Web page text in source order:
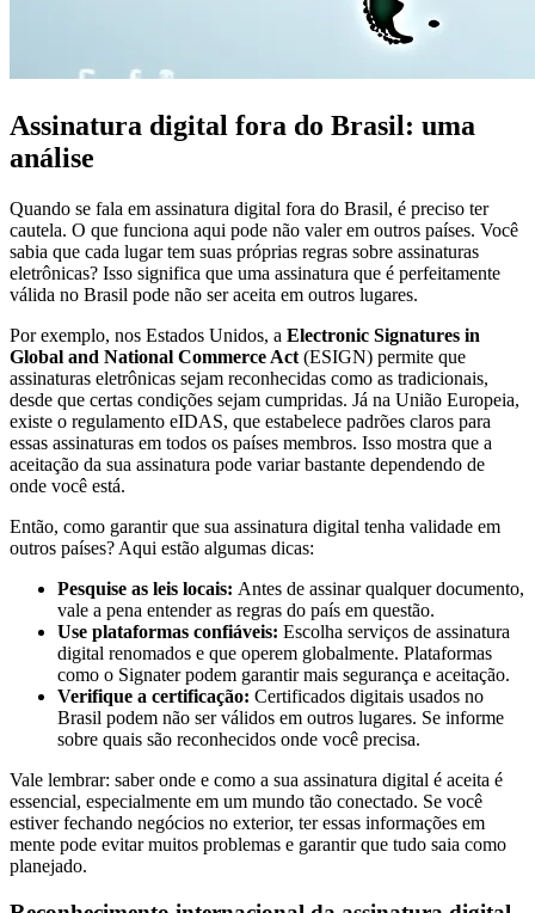
Assinatura digital fora do Brasil: uma
análise
Quando se fala em assinatura digital fora do Brasil, é preciso ter
cautela. O que funciona aqui pode não valer em outros países. Você
sabia que cada lugar tem suas próprias regras sobre assinaturas
eletrônicas? Isso significa que uma assinatura que é perfeitamente
válida no Brasil pode não ser aceita em outros lugares.
Por exemplo, nos Estados Unidos, a Electronic Signatures in
Global and National Commerce Act (ESIGN) permite que
assinaturas eletrônicas sejam reconhecidas como as tradicionais,
desde que certas condições sejam cumpridas. Já na União Europeia,
existe o regulamento eIDAS, que estabelece padrões claros para
essas assinaturas em todos os países membros. Isso mostra que a
aceitação da sua assinatura pode variar bastante dependendo de
onde você está.
Então, como garantir que sua assinatura digital tenha validade em
outros países? Aqui estão algumas dicas:
Pesquise as leis locais: Antes de assinar qualquer documento,
vale a pena entender as regras do país em questão.
Use plataformas confiáveis: Escolha serviços de assinatura
digital renomados e que operem globalmente. Plataformas
como o Signater podem garantir mais segurança e aceitação.
Verifique a certificação: Certificados digitais usados no
Brasil podem não ser válidos em outros lugares. Se informe
sobre quais são reconhecidos onde você precisa.
Vale lembrar: saber onde e como a sua assinatura digital é aceita é
essencial, especialmente em um mundo tão conectado. Se você
estiver fechando negócios no exterior, ter essas informações em
mente pode evitar muitos problemas e garantir que tudo saia como
planejado.